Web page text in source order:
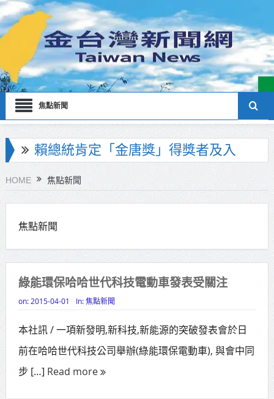
焦點新聞
賴總統肯定「金唐獎」得獎者及入
圍者 允諾完善支持體系
海巡署南部分署主官大換血 蔡順元
勉提升巡防戰力
北市鮮奶週報再升級！8月31日補助
雙北合作里程碑！萬大線動態測試
侯友宜蔣萬安攜手視察
北形象館亮相
打鐵厝北側產業園區產業設施公共
HOME 焦點新聞
焦點新聞
綠能環保哈哈世代科技電動車發表受關注
on: 2015-04-01 In:焦點新聞
本社訊 / 一項新發明,新科技,新能源的突破發表會於日
前在哈哈世代科技公司舉辦(綠能環保電動車), 與會中同
步 […] Read more